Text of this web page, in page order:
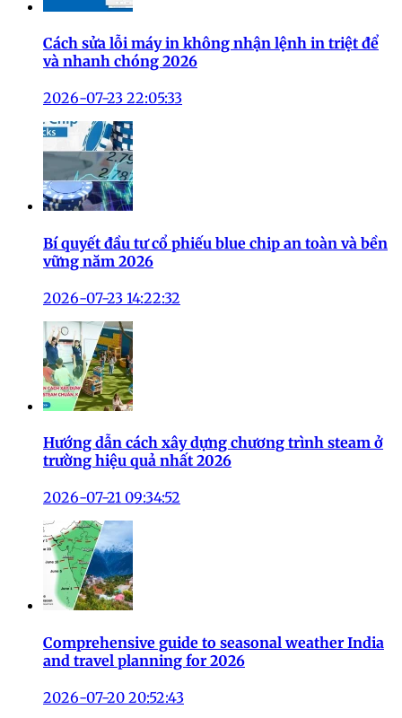
Cách sửa lỗi máy in không nhận lệnh in triệt để
và nhanh chóng 2026
2026-07-23 22:05:33
Bí quyết đầu tư cổ phiếu blue chip an toàn và bền
vững năm 2026
2026-07-23 14:22:32
Hướng dẫn cách xây dựng chương trình steam ở
trường hiệu quả nhất 2026
2026-07-21 09:34:52
Comprehensive guide to seasonal weather India
and travel planning for 2026
2026-07-20 20:52:43